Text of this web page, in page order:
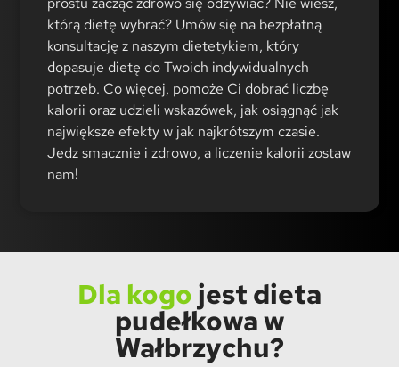
którą dietę wybrać? Umów się na bezpłatną
konsultację z naszym dietetykiem, który
dopasuje dietę do Twoich indywidualnych
potrzeb. Co więcej, pomoże Ci dobrać liczbę
kalorii oraz udzieli wskazówek, jak osiągnąć jak
największe efekty w jak najkrótszym czasie.
Jedz smacznie i zdrowo, a liczenie kalorii zostaw
nam!
Dla kogo jest dieta
pudełkowa w
Wałbrzychu?